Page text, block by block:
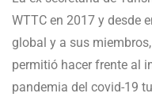
WTTC en 2017 y desde
global y a sus
permitió hacer frente al
pandemia del covid-19